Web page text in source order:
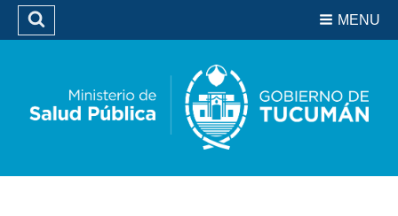
Biblioteca
MENU
Buscar